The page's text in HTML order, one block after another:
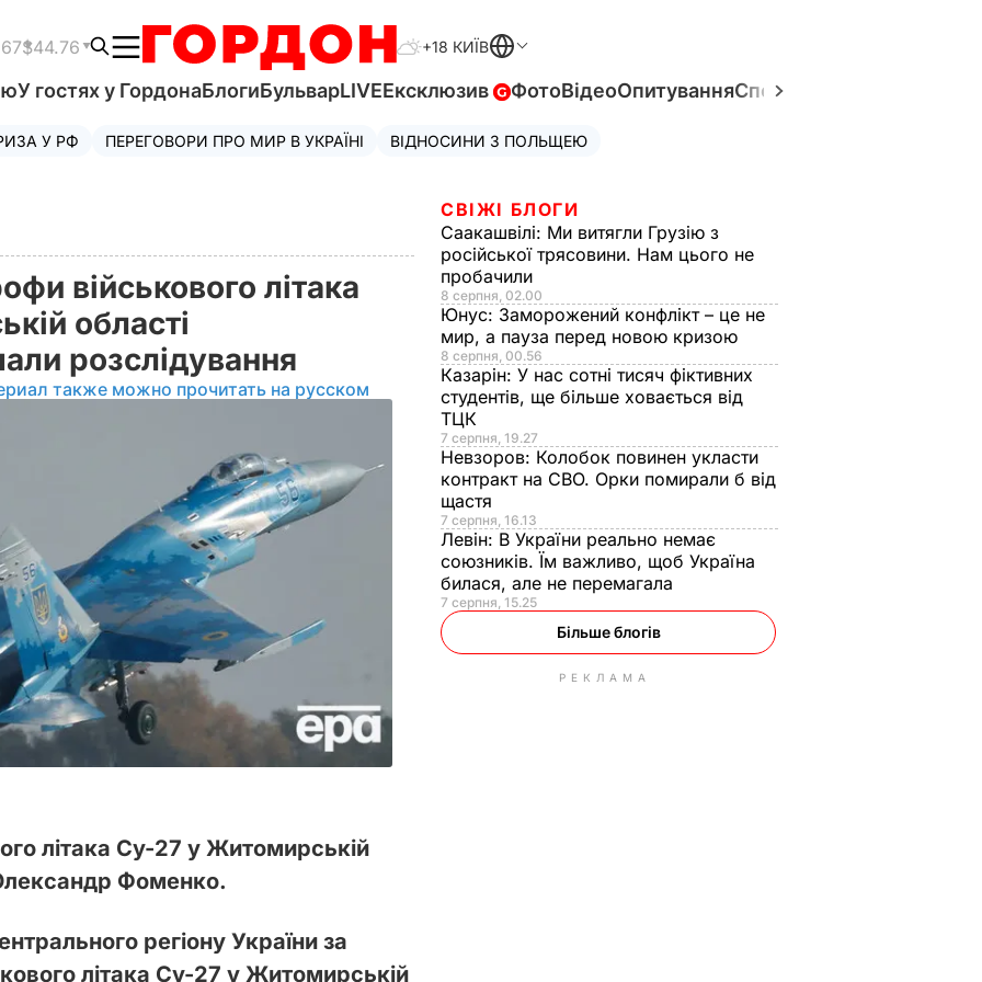
$44.76 +18 КИЇВ
У гостях у ГордонаБлогиБульварLIVEЕксклюзив ФотоВідеоОпитуванняСпецпроєкти
У РФ ПЕРЕГОВОРИ ПРО МИР В УКРАЇНІ ВІДНОСИНИ З ПОЛЬЩЕЮ
військового літака
області
розслідування
также можно прочитать на русском
літака Су-27 у Житомирській
Фоменко.
регіону України за
літака Су-27 у Житомирській
СВІЖІ БЛОГИ
Саакашвілі: Ми витягли Грузію з
російської трясовини. Нам цього не
пробачили
8 серпня, 02.00
Юнус: Заморожений конфлікт – це не
мир, а пауза перед новою кризою
8 серпня, 00.56
Казарін: У нас сотні тисяч фіктивних
студентів, ще більше ховається від
ТЦК
7 серпня, 19.27
Невзоров: Колобок повинен укласти
контракт на СВО. Орки помирали б від
щастя
7 серпня, 16.13
Левін: В України реально немає
союзників. Їм важливо, щоб Україна
билася, але не перемагала
7 серпня, 15.25
Більше блогів
РЕКЛАМА